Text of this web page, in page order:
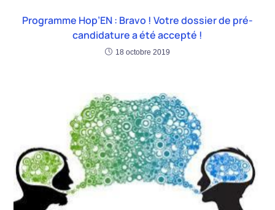
Programme Hop’EN : Bravo ! Votre dossier de pré-
candidature a été accepté !
18 octobre 2019